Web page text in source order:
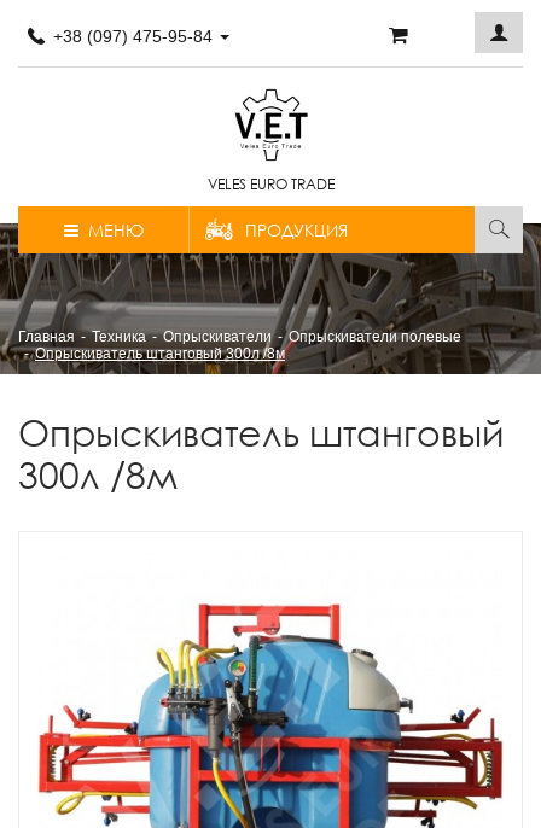
+38 (097) 475-95-84
VELES EURO TRADE
МЕНЮ ПРОДУКЦИЯ
Главная Техника Опрыскиватели
Опрыскиватели полевые
Опрыскиватель штанговый 300л /8м
Опрыскиватель штанговый
300л /8м